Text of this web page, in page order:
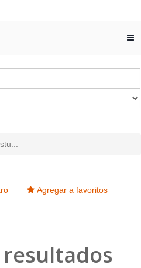
Agregar a favoritos